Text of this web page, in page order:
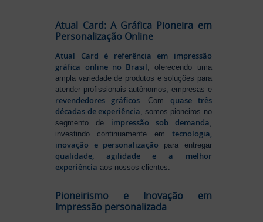
Atual Card: A Gráfica Pioneira em
Personalização Online
Atual Card é referência em impressão
gráfica online no Brasil, oferecendo uma
ampla variedade de produtos e soluções para
atender profissionais autônomos, empresas e
revendedores gráficos. Comquase três
décadas de experiência, somos pioneiros no
segmento de impressão sob demanda,
investindo continuamente em tecnologia,
inovação e personalização para entregar
qualidade, agilidade e a melhor
experiência aos nossos clientes.
Pioneirismo e Inovação em
Impressão personalizada